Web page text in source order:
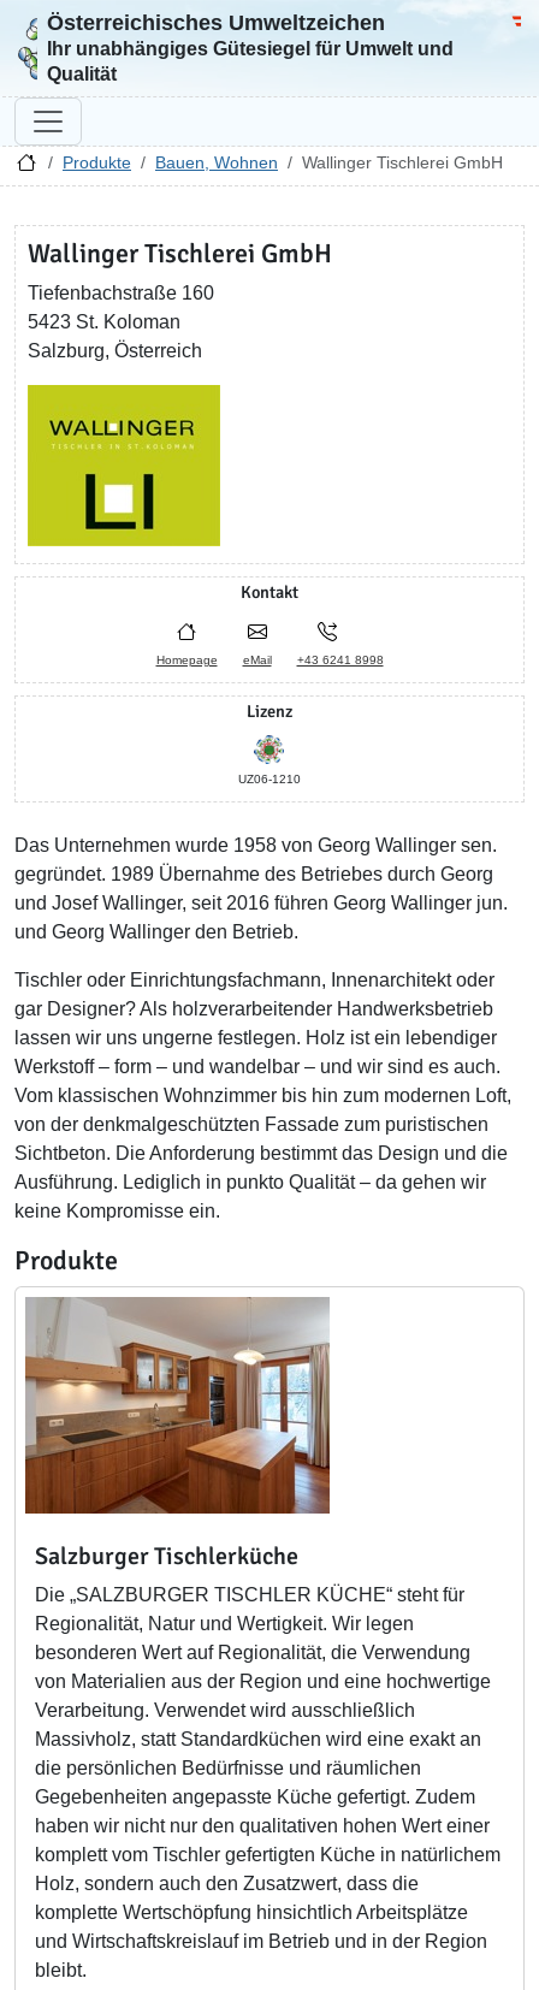
Zur Startseite
Österreichisches Umweltzeichen
Ihr unabhängiges Gütesiegel für Umwelt und
Qualität
Produkte Bauen, Wohnen Wallinger Tischlerei GmbH
Wallinger Tischlerei GmbH
Tiefenbachstraße 160
5423 St. Koloman
Salzburg, Österreich
Kontakt
Homepage eMail +43 6241 8998
Lizenz
UZ06-1210
Das Unternehmen wurde 1958 von Georg Wallinger sen.
gegründet. 1989 Übernahme des Betriebes durch Georg
und Josef Wallinger, seit 2016 führen Georg Wallinger jun.
und Georg Wallinger den Betrieb.
Tischler oder Einrichtungsfachmann, Innenarchitekt oder
gar Designer? Als holzverarbeitender Handwerksbetrieb
lassen wir uns ungerne festlegen. Holz ist ein lebendiger
Werkstoff – form – und wandelbar – und wir sind es auch.
Vom klassischen Wohnzimmer bis hin zum modernen Loft,
von der denkmalgeschützten Fassade zum puristischen
Sichtbeton. Die Anforderung bestimmt das Design und die
Ausführung. Lediglich in punkto Qualität – da gehen wir
keine Kompromisse ein.
Produkte
Salzburger Tischlerküche
Die „SALZBURGER TISCHLER KÜCHE“ steht für
Regionalität, Natur und Wertigkeit. Wir legen
besonderen Wert auf Regionalität, die Verwendung
von Materialien aus der Region und eine hochwertige
Verarbeitung. Verwendet wird ausschließlich
Massivholz, statt Standardküchen wird eine exakt an
die persönlichen Bedürfnisse und räumlichen
Gegebenheiten angepasste Küche gefertigt. Zudem
haben wir nicht nur den qualitativen hohen Wert einer
komplett vom Tischler gefertigten Küche in natürlichem
Holz, sondern auch den Zusatzwert, dass die
komplette Wertschöpfung hinsichtlich Arbeitsplätze
und Wirtschaftskreislauf im Betrieb und in der Region
bleibt.